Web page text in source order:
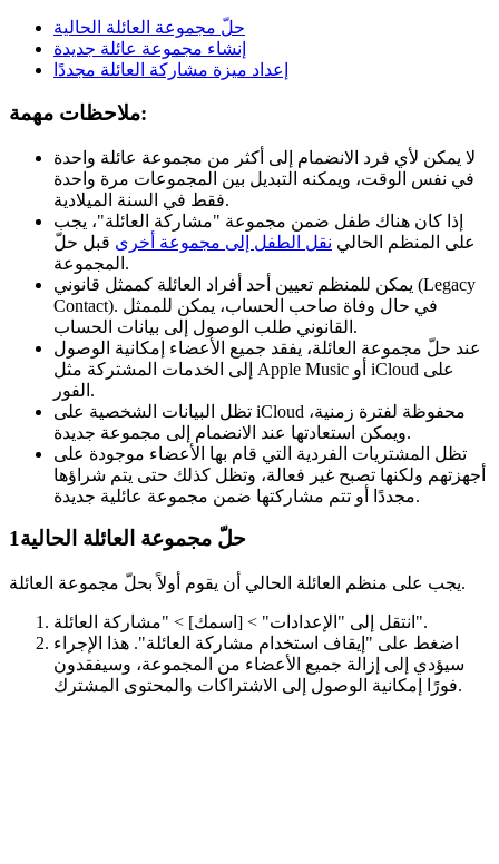
حلّ مجموعة العائلة الحالية
إنشاء مجموعة عائلة جديدة
إعداد ميزة مشاركة العائلة مجددًا
ملاحظات مهمة:
لا يمكن لأي فرد الانضمام إلى أكثر من مجموعة عائلة واحدة
في نفس الوقت، ويمكنه التبديل بين المجموعات مرة واحدة
فقط في السنة الميلادية.
إذا كان هناك طفل ضمن مجموعة "مشاركة العائلة"، يجب
على المنظم الحالي نقل الطفل إلى مجموعة أخرى قبل حلّ
المجموعة.
يمكن للمنظم تعيين أحد أفراد العائلة كممثل قانوني (Legacy
Contact). في حال وفاة صاحب الحساب، يمكن للممثل
القانوني طلب الوصول إلى بيانات الحساب.
عند حلّ مجموعة العائلة، يفقد جميع الأعضاء إمكانية الوصول
إلى الخدمات المشتركة مثل Apple Music أو iCloud على
الفور.
تظل البيانات الشخصية على iCloud محفوظة لفترة زمنية،
ويمكن استعادتها عند الانضمام إلى مجموعة جديدة.
تظل المشتريات الفردية التي قام بها الأعضاء موجودة على
أجهزتهم ولكنها تصبح غير فعالة، وتظل كذلك حتى يتم شراؤها
مجددًا أو تتم مشاركتها ضمن مجموعة عائلية جديدة.
1حلّ مجموعة العائلة الحالية
يجب على منظم العائلة الحالي أن يقوم أولاً بحلّ مجموعة العائلة.
انتقل إلى "الإعدادات" > [اسمك] > "مشاركة العائلة".
اضغط على "إيقاف استخدام مشاركة العائلة". هذا الإجراء
سيؤدي إلى إزالة جميع الأعضاء من المجموعة، وسيفقدون
فورًا إمكانية الوصول إلى الاشتراكات والمحتوى المشترك.